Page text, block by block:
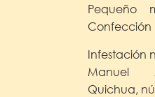
Pequeño
Confección
Infestación
Manuel
Quichua,